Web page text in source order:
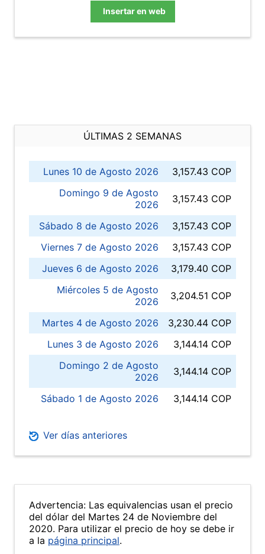
Insertar en web
ÚLTIMAS 2 SEMANAS
Lunes 10 de Agosto 2026
3,157.43 COP
Domingo 9 de Agosto
2026
3,157.43 COP
Sábado 8 de Agosto 2026
3,157.43 COP
Viernes 7 de Agosto 2026
3,157.43 COP
Jueves 6 de Agosto 2026
3,179.40 COP
Miércoles 5 de Agosto
2026
3,204.51 COP
Martes 4 de Agosto 2026
3,230.44 COP
Lunes 3 de Agosto 2026
3,144.14 COP
Domingo 2 de Agosto
2026
3,144.14 COP
Sábado 1 de Agosto 2026 3,144.14 COP
Ver días anteriores
Advertencia: Las equivalencias usan el precio
del dólar del Martes 24 de Noviembre del
2020. Para utilizar el precio de hoy se debe ir
a la página principal.